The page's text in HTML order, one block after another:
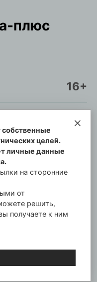
плюс
16+
портал
2026
СМИ: ПИ №57-
в сфере связи,
и массовых
области.
собственные
целей.
личные данные
на сторонние
от
решить,
получаете к ним